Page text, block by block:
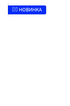
👉🏻 НОВИНКА